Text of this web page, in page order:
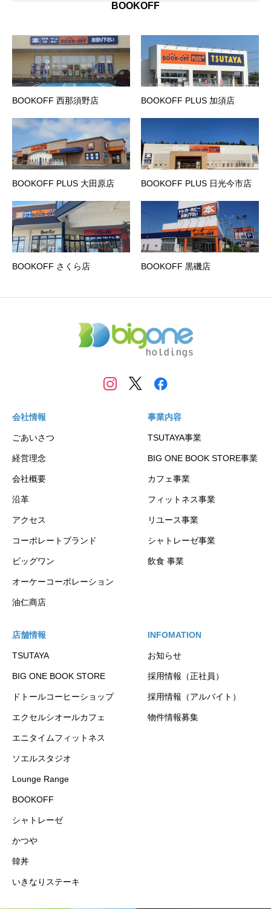
BOOKOFF
BOOKOFF 西那須野店 BOOKOFF PLUS 加須店
BOOKOFF PLUS 大田原店 BOOKOFF PLUS 日光今市店
BOOKOFF さくら店 BOOKOFF 黒磯店
会社情報
ごあいさつ
経営理念
会社概要
沿革
アクセス
コーポレートブランド
ビッグワン
オーケーコーポレーション
油仁商店
事業内容
TSUTAYA事業
BIG ONE BOOK STORE事業
カフェ事業
フィットネス事業
リユース事業
シャトレーゼ事業
飲食 事業
店舗情報
TSUTAYA
BIG ONE BOOK STORE
ドトールコーヒーショップ
エクセルシオールカフェ
エニタイムフィットネス
ソエルスタジオ
Lounge Range
BOOKOFF
シャトレーゼ
かつや
韓丼
いきなりステーキ
INFOMATION
お知らせ
採用情報（正社員）
採用情報（アルバイト）
物件情報募集